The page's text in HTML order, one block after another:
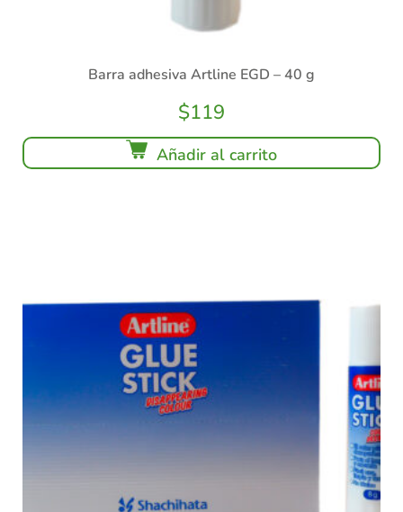
Barra adhesiva Artline EGD – 40 g
$119
Añadir al carrito